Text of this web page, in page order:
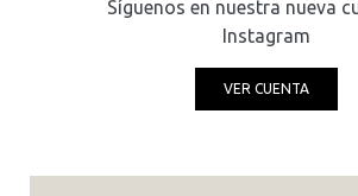
Síguenos en nuestra nueva
Instagram
VER CUENTA